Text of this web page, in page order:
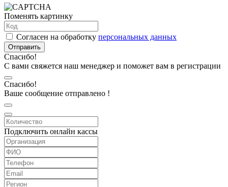
Поменять картинку
Согласен на обработку персональных данных
Отправить
Спасибо!
С вами свяжется наш менеджер и поможет вам в регистрации
Спасибо!
Ваше сообщение отправлено !
Подключить онлайн кассы